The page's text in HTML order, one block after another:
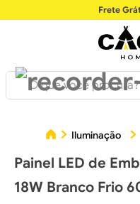
Frete
O que você procura?
Iluminação
Painel LED de
18W Branco Frio